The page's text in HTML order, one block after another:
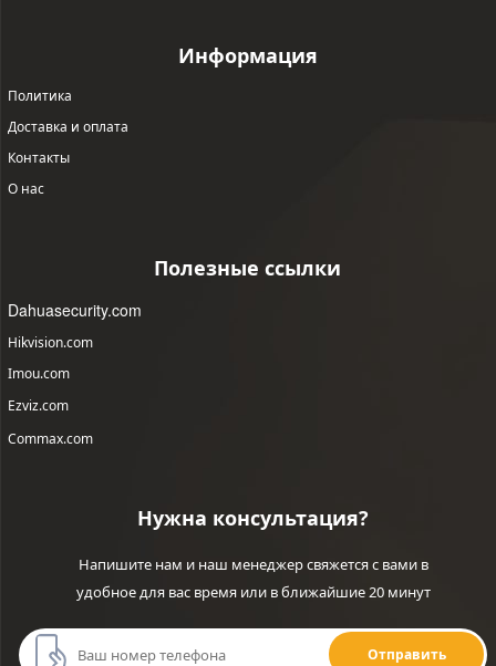
Информация
Политика
Доставка и оплата
Контакты
О нас
Полезные ссылки
Dahuasecurity.com
Hikvision.com
Imou.com
Ezviz.com
Commax.com
Нужна консультация?
Напишите нам и наш менеджер свяжется с вами в
удобное для вас время или в ближайшие 20 минут
Отправить